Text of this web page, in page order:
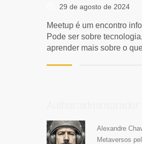
29 de agosto de 2024
Meetup é um encontro
Pode ser sobre
aprender mais sobre o
Alexandre
Metaversos